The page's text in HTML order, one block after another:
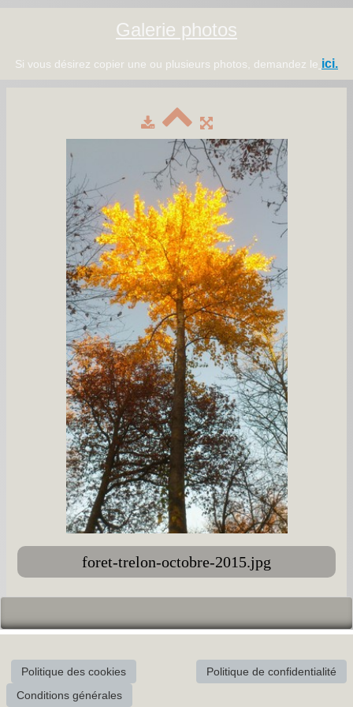
Galerie photos
Si vous désirez copier une ou plusieurs photos, demandez le ici.
foret-trelon-octobre-2015.jpg
Politique des cookies
Politique de confidentialité
Conditions générales